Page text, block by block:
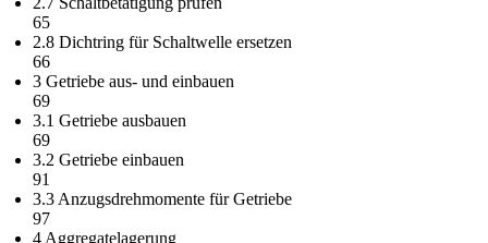
65
2.8 Dichtring für Schaltwelle ersetzen
66
3 Getriebe aus- und einbauen
69
3.1 Getriebe ausbauen
69
3.2 Getriebe einbauen
91
3.3 Anzugsdrehmomente für Getriebe
97
4 Aggregatelagerung